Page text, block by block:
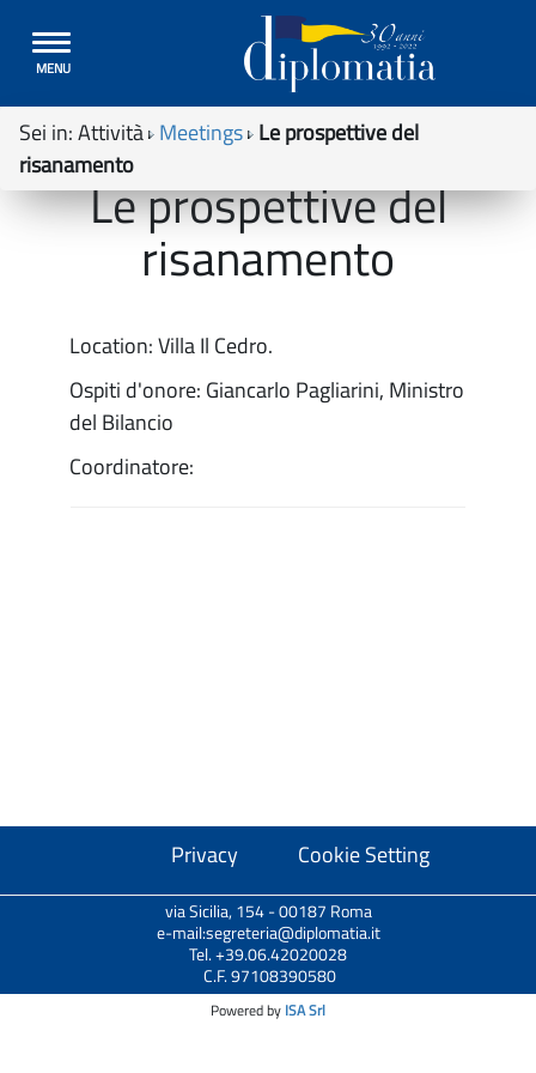
Toggle
navigation
MENU
Sei in:Attività Meetings Le prospettive del
risanamento
Le prospettive del
risanamento
Location: Villa Il Cedro.
Ospiti d'onore: Giancarlo Pagliarini, Ministro
del Bilancio
Coordinatore:
Privacy Cookie Setting
via Sicilia, 154 - 00187 Roma
e-mail:segreteria@diplomatia.it
Tel. +39.06.42020028
C.F. 97108390580
Powered by ISA Srl